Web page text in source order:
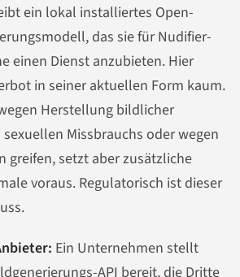
ein lokal installiertes Open-
das sie für Nudifier-
einen Dienst anzubieten. Hier
in seiner aktuellen Form kaum.
Herstellung bildlicher
Missbrauchs oder wegen
greifen, setzt aber zusätzliche
voraus. Regulatorisch ist dieser
Ein Unternehmen stellt
API bereit, die Dritte